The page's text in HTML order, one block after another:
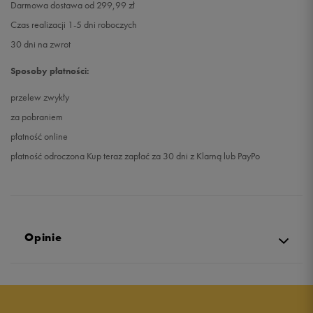
Darmowa dostawa od 299,99 zł
Czas realizacji 1-5 dni roboczych
30 dni na zwrot
Sposoby płatności:
przelew zwykły
za pobraniem
płatność online
płatność odroczona Kup teraz zapłać za 30 dni z Klarną lub PayPo
Opinie
5.0